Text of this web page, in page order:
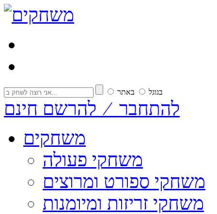
בגוגל באתר
להתחבר ⁄ להרשם חינם
משחקים
משחקי פעולה
משחקי ספורט ומרוצים
משחקי זריזות ומיומנות